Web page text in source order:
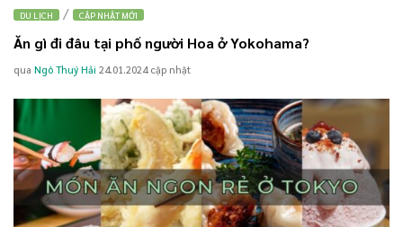
DU LỊCH / CẬP NHẬT MỚI
Ăn gì đi đâu tại phố người Hoa ở Yokohama?
qua Ngô Thuý Hải 24.01.2024 cập nhật